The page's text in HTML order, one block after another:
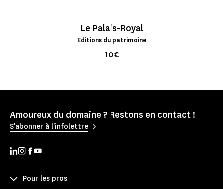
Le Palais-Royal
Editions du patrimoine
10€
Amoureux du domaine ? Restons en contact !
S'abonner à l'infolettre
Pour les pros